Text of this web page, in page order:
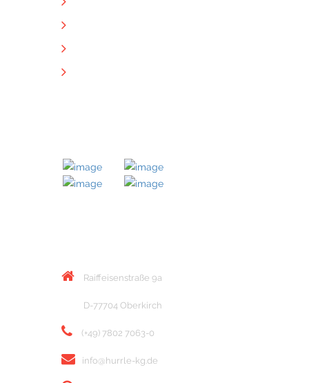
Raiffeisenstraße 9a
D-77704 Oberkirch
(+49) 7802 7063-0
info@hurrle-kg.de